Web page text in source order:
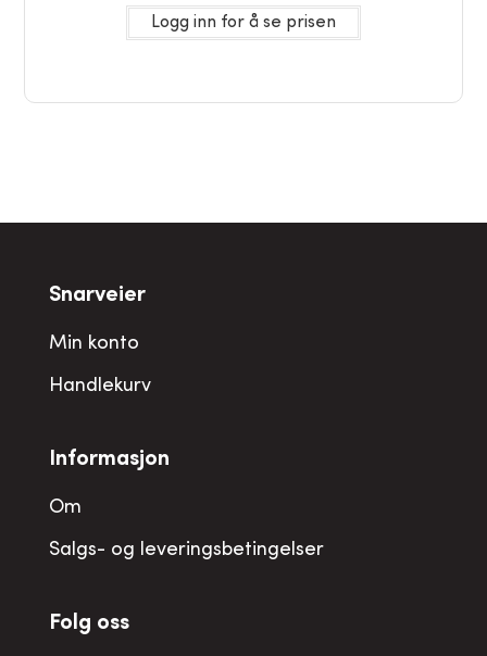
Logg inn for å se prisen
Snarveier
Min konto
Handlekurv
Informasjon
Om
Salgs- og leveringsbetingelser
Folg oss